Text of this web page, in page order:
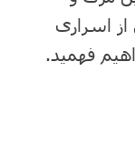
اسراری
فهمید.